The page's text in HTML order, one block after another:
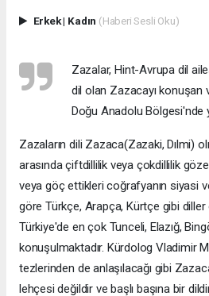
Erkek| Kadın (Haberi Sesli Oku)
Zazalar, Hint-Avrupa dil
dil olan Zazacayı konuşan
Doğu Anadolu Bölgesi'nde
Zazaların dili Zazaca(Zazaki, Dılmi)
arasında çiftdillilik veya çokdillilik göze
veya göç ettikleri coğrafyanın siyasi
göre Türkçe, Arapça, Kürtçe gibi
Türkiye'de en çok Tunceli, Elazığ,
konuşulmaktadır. Kürdolog Vladimir
tezlerinden de anlaşılacağı gibi
lehçesi değildir ve başlı başına bir